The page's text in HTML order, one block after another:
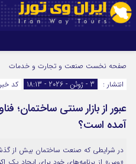
اینستاگرام
صفحه نخست صنعت و تجارت و خدمات
انتشار :
3 - ژوئن - 2026 - 18:13 کد
عبور از بازار سنتی
آمده است؟
در شرایطی که صنعت ساختمان بیش از